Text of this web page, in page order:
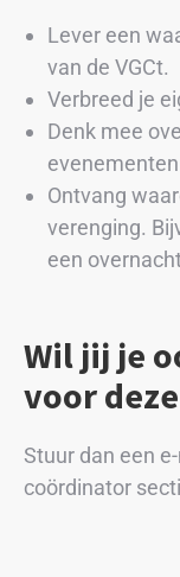
Lever een
van de VGCt.
Verbreed je
Denk mee
Ontvang
verenging.
een
Wil jij je
voor
Stuur dan een
coördinator